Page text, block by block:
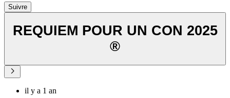
Suivre
REQUIEM POUR UN CON 2025
®
il y a 1 an